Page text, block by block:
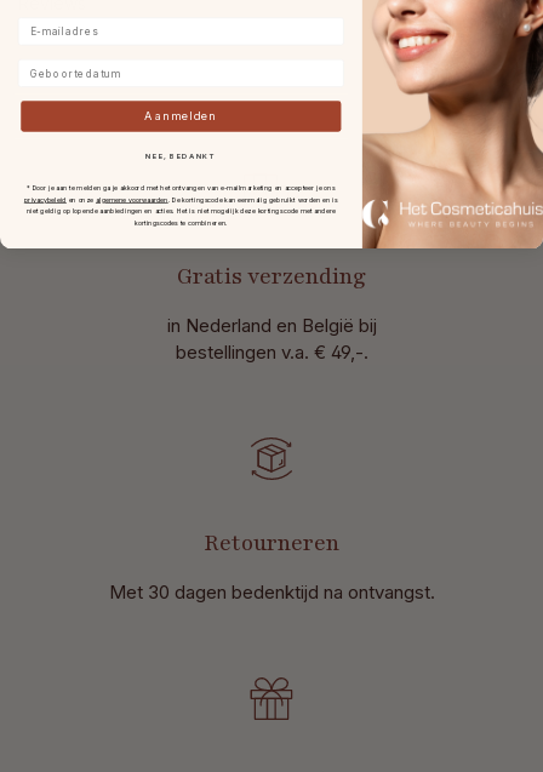
Gratis verzending
in Nederland en België bij
bestellingen v.a. € 49,-.
Retourneren
Met 30 dagen bedenktijd na ontvangst.
Aanmelden
NEE, BEDANKT
* Door je aan te melden ga je akkoord met het ontvangen van e-mailmarketing en accepteer je ons
privacybeleid en onze algemene voorwaarden .De kortingscode kan eenmalig gebruikt worden en is
niet geldig op lopende aanbiedingen en acties. Het is niet mogelijk deze kortingscode met andere
kortingscodes te combineren.